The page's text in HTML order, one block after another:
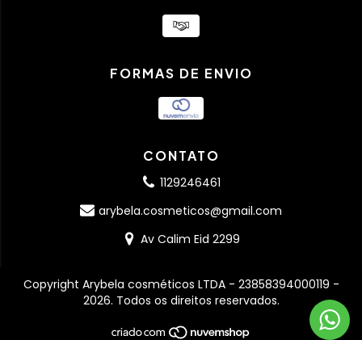
FORMAS DE ENVIO
CONTATO
1129246461
arybela.cosmeticos@gmail.com
Av Calim Eid 2299
Copyright Arybela cosméticos LTDA - 23858394000119 -
2026. Todos os direitos reservados.